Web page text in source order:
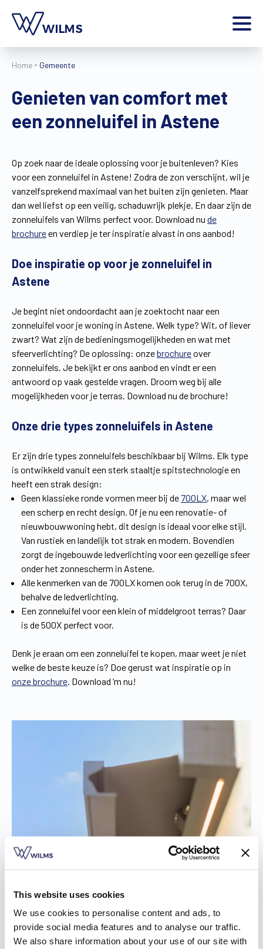
This website uses cookies
We use cookies to personalise content and ads, to
provide social media features and to analyse our traffic.
We also share information about your use of our site with
Home
Producten
Contact
Extra
Jobs
Wilms World
NL
Home Gemeente
Genieten van comfort met
een zonneluifel in Astene
Op zoek naar de ideale oplossing voor je buitenleven? Kies
voor een zonneluifel in Astene! Zodra de zon verschijnt, wil je
vanzelfsprekend maximaal van het buiten zijn genieten. Maar
dan wel liefst op een veilig, schaduwrijk plekje. En daar zijn de
zonneluifels van Wilms perfect voor. Download nu de
brochureen verdiep je ter inspiratie alvast in ons aanbod!
Doe inspiratie op voor je zonneluifel in
Astene
Je begint niet ondoordacht aan je zoektocht naar een
zonneluifel voor je woning in Astene. Welk type? Wit, of liever
zwart? Wat zijn de bedieningsmogelijkheden en wat met
sfeerverlichting? De oplossing: onzebrochureover
zonneluifels. Je bekijkt er ons aanbod en vindt er een
antwoord op vaak gestelde vragen. Droom weg bij alle
mogelijkheden voor je terras. Download nu de brochure!
Onze drie types zonneluifels in Astene
Er zijn drie types zonneluifels beschikbaar bij Wilms. Elk type
is ontwikkeld vanuit een sterk staaltje spitstechnologie en
heeft een strak design:
Geen klassieke ronde vormen meer bij de 700LX, maar wel
een scherp en recht design. Of je nu een renovatie- of
nieuwbouwwoning hebt, dit design is ideaal voor elke stijl.
Van rustiek en landelijk tot strak en modern. Bovendien
zorgt de ingebouwde ledverlichting voor een gezellige sfeer
onder het zonnescherm in Astene.
Alle kenmerken van de 700LX komen ook terug in de 700X,
behalve de ledverlichting.
Een zonneluifel voor een klein of middelgroot terras? Daar
is de 500X perfect voor.
Denk je eraan om een zonneluifel te kopen, maar weet je niet
welke de beste keuze is? Doe gerust wat inspiratie op in
onze brochure. Download ‘m nu!